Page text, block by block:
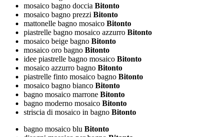
mosaico bagno doccia Bitonto
mosaico bagno prezzi Bitonto
mattonelle bagno mosaico Bitonto
piastrelle bagno mosaico azzurro Bitonto
mosaico beige bagno Bitonto
mosaico oro bagno Bitonto
idee piastrelle bagno mosaico Bitonto
mosaico azzurro bagno Bitonto
piastrelle finto mosaico bagno Bitonto
mosaico bagno bianco Bitonto
bagno mosaico marrone Bitonto
bagno moderno mosaico Bitonto
striscia di mosaico in bagno Bitonto
bagno mosaico blu Bitonto